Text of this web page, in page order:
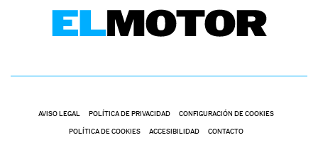
AVISO LEGAL POLÍTICA DE PRIVACIDAD CONFIGURACIÓN DE COOKIES
POLÍTICA DE COOKIES ACCESIBILIDAD CONTACTO